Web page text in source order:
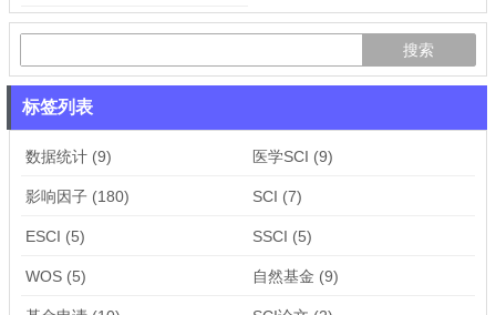
标签列表
数据统计 (9) 医学SCI (9)
影响因子 (180) SCI (7)
ESCI (5) SSCI (5)
WOS (5) 自然基金 (9)